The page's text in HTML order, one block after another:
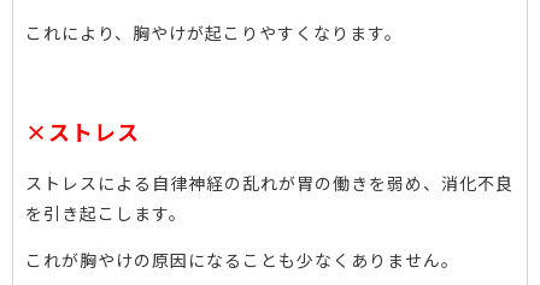
これにより、胸やけが起こりやすくなります。
×ストレス
ストレスによる自律神経の乱れが胃の働きを弱め、消化不良
を引き起こします。
これが胸やけの原因になることも少なくありません。